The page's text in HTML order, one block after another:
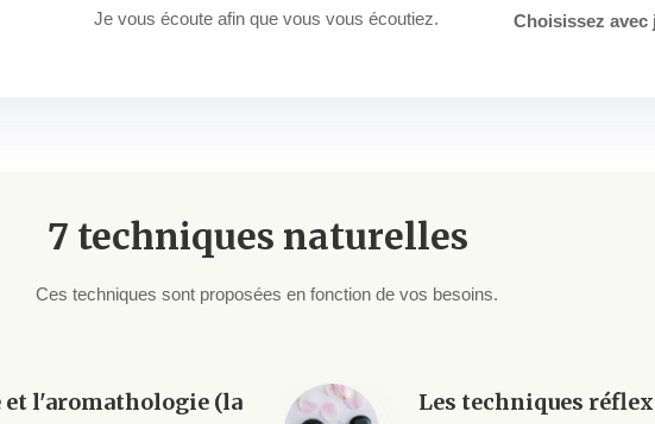
Je vous écoute afin que vous vous écoutiez.
Choisissez avec
7 techniques naturelles
Ces techniques sont proposées en fonction de vos besoins.
l'aromathologie (la
Les techniques